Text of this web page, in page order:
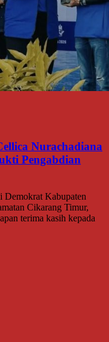
Nurachadiana
Pengabdian
Kabupaten
Cikarang Timur,
terima kasih kepada